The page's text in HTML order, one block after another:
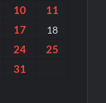
10
11
17 18
24 25
31